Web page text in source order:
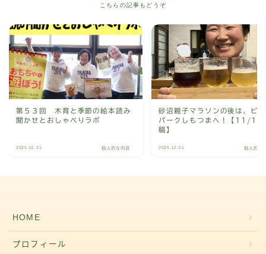
こちらの記事もどうぞ
第５３回 木育と季節の絵本読み
聞かせとおしゃべりラボ
2025.01.31 個人的な内容
砂沼親子マラソンの後は、ビ
パークしもつまへ！【11/17
稿】
2025.12.01 個人的な
HOME
プロフィール